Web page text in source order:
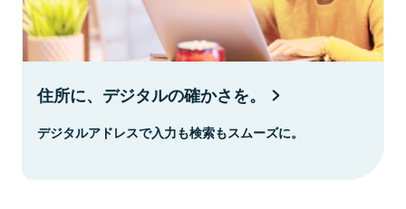
住所に、デジタルの確かさを。
デジタルアドレスで入力も検索もスムーズに。